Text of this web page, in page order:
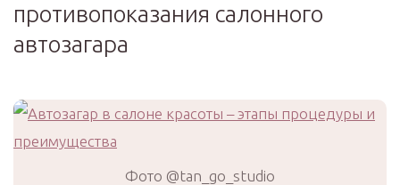
противопоказания салонного
автозагара
Фото @tan_go_studio